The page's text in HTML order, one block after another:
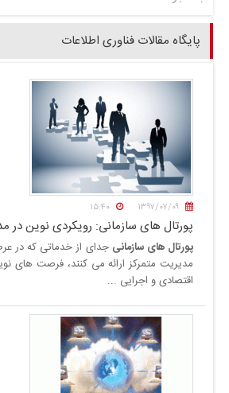
پایگاه مقالات فناوری اطلاعات
۱۳۹۷/۰۷/۰۹ ۱۵:۴۰
پورتال های سازمانی: رویکردی نوین در
پورتال های سازمانی جدای از خدماتی که در
مدیریت متمرکز ارائه می کنند، فرصت های
اقتصادی و اجرایی ...